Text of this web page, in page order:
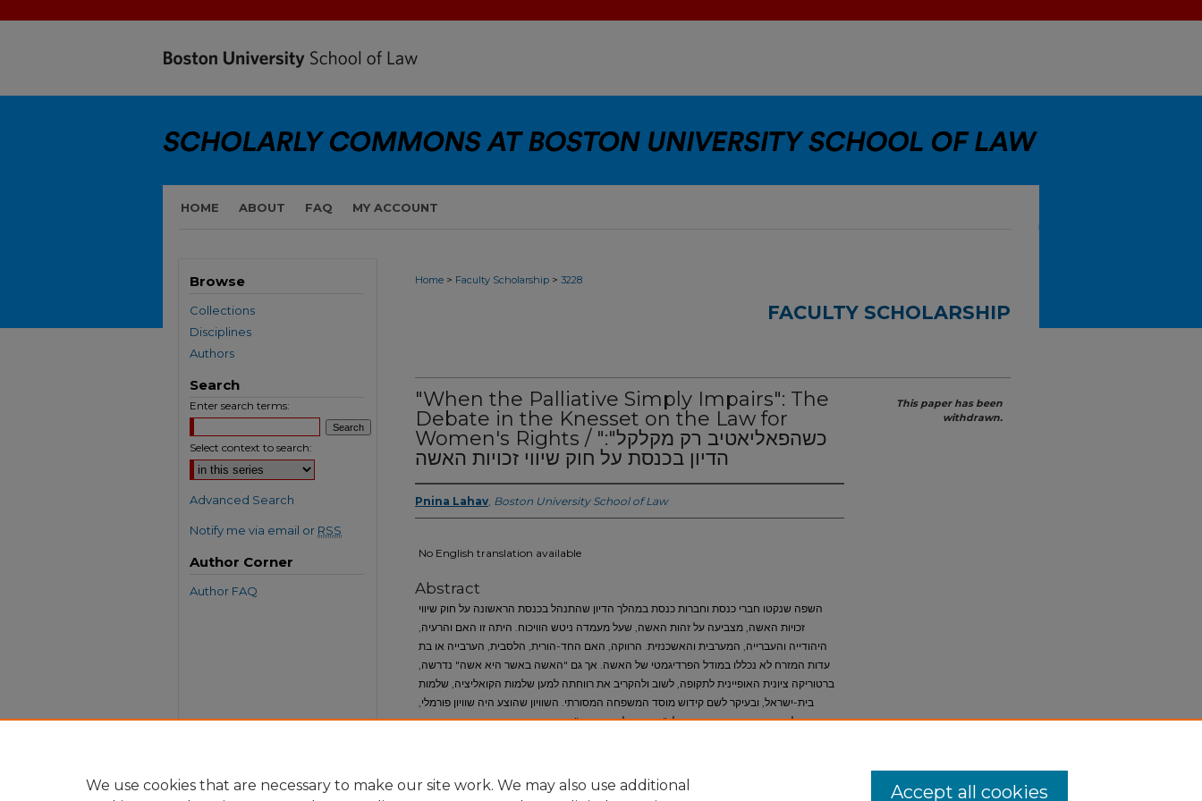
HOME ABOUT FAQ MY ACCOUNT
Home > Faculty Scholarship > 3228
FACULTY SCHOLARSHIP
"When the Palliative Simply Impairs": The
Debate in the Knesset on the Law for
Women's Rights / "כשהפאליאטיב רק מקלקל":
הדיון בכנסת על חוק שיווי זכויות האשה
Pnina Lahav, Boston University School of Law
No English translation available
Abstract
השפה שנקטו חברי כנסת וחברות כנסת במהלך הדיון שהתנהל בכנסת הראשונה על חוק שיווי
זכויות האשה, מצביעה על זהות האשה, שעל מעמדה ניטש הוויכוח. היתה זו האם והרעיה,
היהודייה והעברייה, המערבית והאשכנזית. הרווקה, האם החד-הורית, הלסבית, הערבייה או בת
עדות המזרח לא נכללו במודל הפרדיגמטי של האשה. אך גם "האשה באשר היא אשה" נדרשה,
ברטוריקה ציונית האופיינית לתקופה, לשוב ולהקריב את רווחתה למען שלמות הקואליציה, שלמות
בית-ישראל, ובעיקר לשם קידוש מוסד המשפחה המסורתי. השוויון שהוצע היה שוויון פורמלי,
שנועד להותיר את האשה אשת-חיל, "צופיה הליכות ביתה". המיעוט הפמיניסטי, שהבין כי שוויון
This paper has been
withdrawn.
Browse
Collections
Disciplines
Authors
Search
Enter search terms:
Select context to search:
Advanced Search
Notify me via email or RSS
Author Corner
Author FAQ
We use cookies that are necessary to make our site work. We may also use additional
Accept all cookies